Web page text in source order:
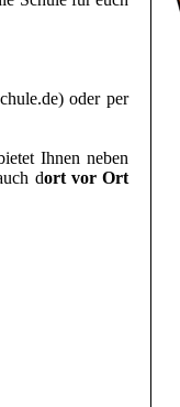
oder per
Ihnen neben
dort vor Ort